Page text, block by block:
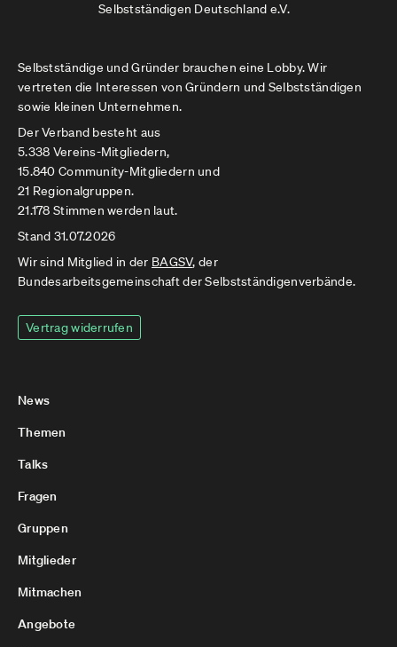
Selbstständigen Deutschland e.V.
Selbstständige und Gründer brauchen eine Lobby. Wir
vertreten die Interessen von Gründern und Selbstständigen
sowie kleinen Unternehmen.
Der Verband besteht aus
5.338 Vereins-Mitgliedern,
15.840 Community-Mitgliedern und
21 Regionalgruppen.
21.178 Stimmen werden laut.
Stand 31.07.2026
Wir sind Mitglied in der BAGSV, der
Bundesarbeitsgemeinschaft der Selbstständigenverbände.
Vertrag widerrufen
News
Themen
Talks
Fragen
Gruppen
Mitglieder
Mitmachen
Angebote